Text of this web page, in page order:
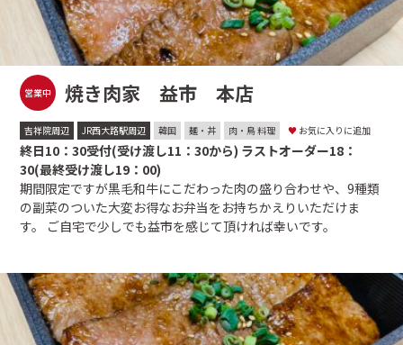
営業中 焼き肉家 益市 本店
吉祥院周辺 JR西大路駅周辺 韓国 麺・丼 肉・鳥 料理 ♥ お気に入りに追加
終日10：30受付(受け渡し11：30から) ラストオーダー18：
30(最終受け渡し19：00)
期間限定ですが黒毛和牛にこだわった肉の盛り合わせや、9種類
の副菜のついた大変お得なお弁当をお持ちかえりいただけま
す。 ご自宅で少しでも益市を感じて頂ければ幸いです。